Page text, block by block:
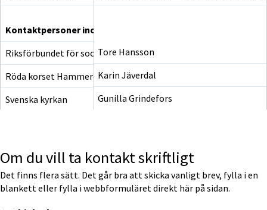
Tore Hansson
Karin Jäverdal
Gunilla Grindefors
Kontaktpersoner inom frivilligverksamheter
Riksförbundet för social och mental hälsa, RSMH, Backe
Röda korset Hammerdal
Svenska kyrkan
Om du vill ta kontakt skriftligt
Det finns flera sätt. Det går bra att skicka vanligt brev, fylla i en
blankett eller fylla i webbformuläret direkt här på sidan.